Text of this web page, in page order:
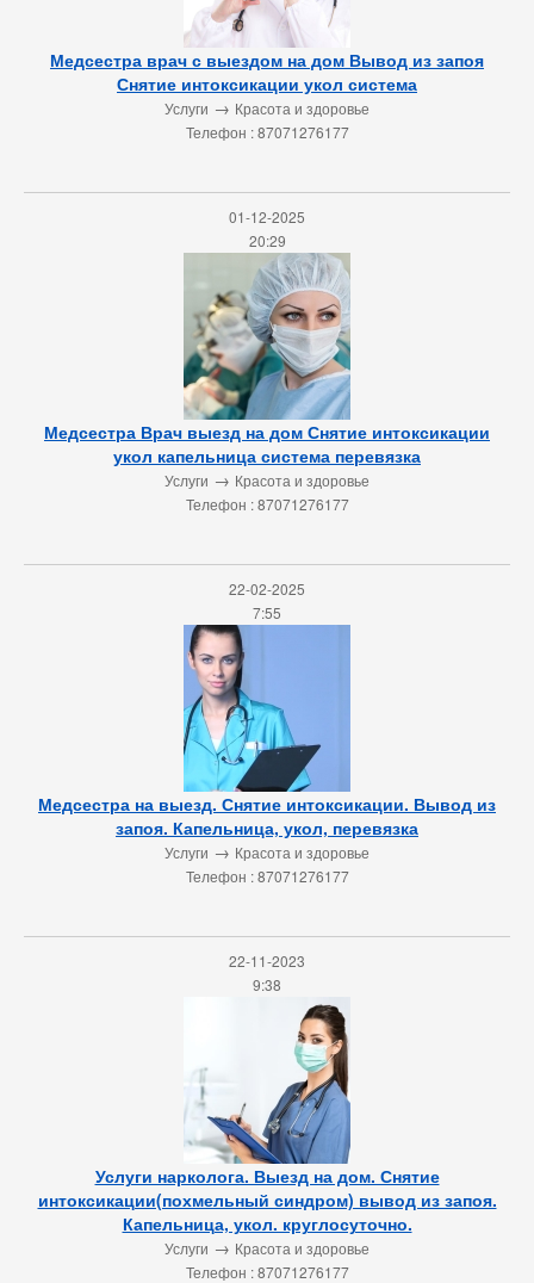
Медсестра врач с выездом на дом Вывод из запоя
Снятие интоксикации укол система
Услуги → Красота и здоровье
Телефон : 87071276177
01-12-2025
20:29
Медсестра Врач выезд на дом Снятие интоксикации
укол капельница система перевязка
Услуги → Красота и здоровье
Телефон : 87071276177
22-02-2025
7:55
Медсестра на выезд. Снятие интоксикации. Вывод из
запоя. Капельница, укол, перевязка
Услуги → Красота и здоровье
Телефон : 87071276177
22-11-2023
9:38
Услуги нарколога. Выезд на дом. Снятие
интоксикации(похмельный синдром) вывод из запоя.
Капельница, укол. круглосуточно.
Услуги → Красота и здоровье
Телефон : 87071276177